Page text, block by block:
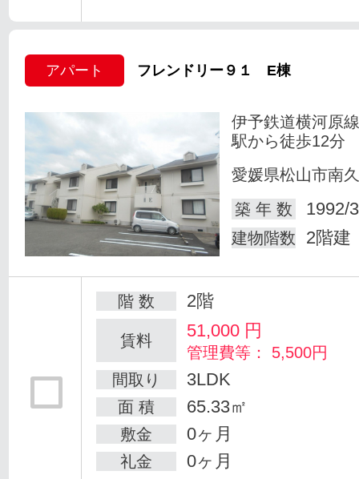
アパート フレンドリー９１ E棟
伊予鉄道横河原
駅から徒歩12分
愛媛県松山市南
築 年 数
1992/
建物階数 2階建
階 数 2階
賃料 51,000 円
管理費等： 5,500円
間取り
3LDK
面 積 65.33㎡
敷金 0ヶ月
礼金 0ヶ月